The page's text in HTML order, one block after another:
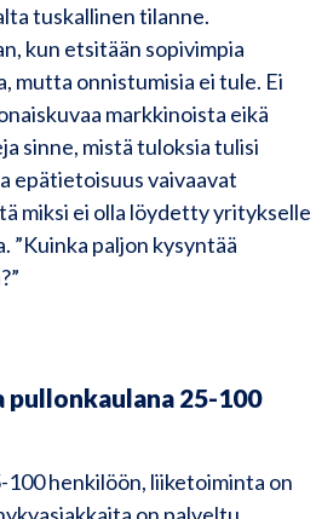
tuskallinen tilanne.
kun etsitään sopivimpia
mutta onnistumisia ei tule. Ei
markkinoista eikä
sinne, mistä tuloksia tulisi
epätietoisuus vaivaavat
miksi ei olla löydetty yritykselle
”Kuinka paljon kysyntää
pullonkaulana 25-100
100 henkilöön, liiketoiminta on